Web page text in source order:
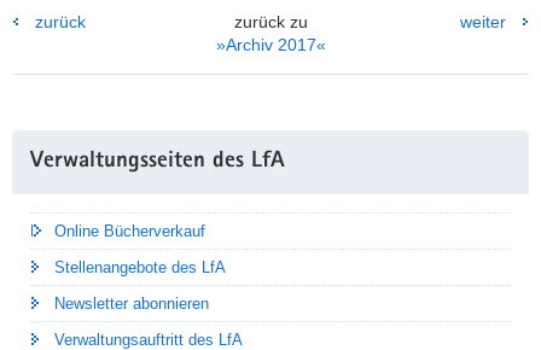
zurück
zurück zu
»Archiv 2017«
weiter
Information
Verwaltungsseiten des LfA
Online Bücherverkauf
Stellenangebote des LfA
Newsletter abonnieren
Verwaltungsauftritt des LfA